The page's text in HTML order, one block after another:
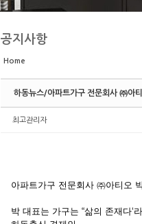
공지사항
Home
하동뉴스/아파트가구 전문회사 ㈜아
최고관리자
아파트가구 전문회사 ㈜아티오
박 대표는 가구는 “삶의 존재다‘